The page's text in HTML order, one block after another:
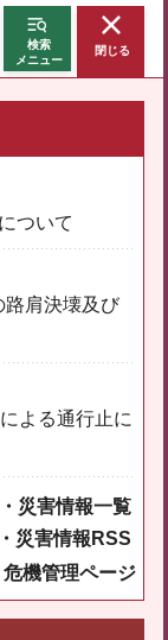
検索
メニュー
閉じる
ついて
路肩決壊及び
よる通行止に
災害情報一覧
災害情報RSS
危機管理ページ